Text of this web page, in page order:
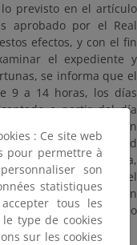
previsto en el artículo
aprobado por el Real
efectos, y con el fin
el expediente y
se informa que el
9 a 14 horas, los días
a partir del día
anuncio en el Boletín
de Sostenibilidad
la Transición Ecológica,
Madrid. Una copia del
de la Demarcación
Tomás Quevedo
: Ce site web
pour permettre à
son
statistiques
tous les
type de cookies
sur les cookies